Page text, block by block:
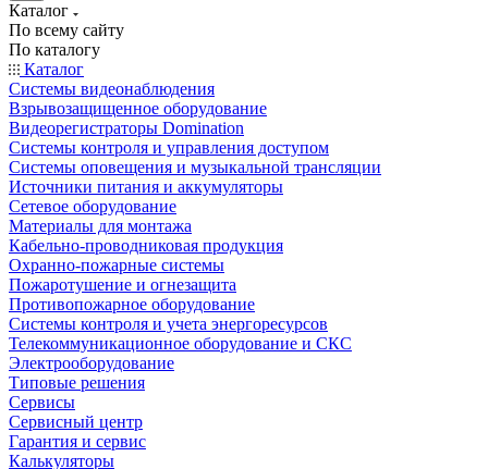
Каталог
По всему сайту
По каталогу
Каталог
Системы видеонаблюдения
Взрывозащищенное оборудование
Видеорегистраторы Domination
Системы контроля и управления доступом
Системы оповещения и музыкальной трансляции
Источники питания и аккумуляторы
Сетевое оборудование
Материалы для монтажа
Кабельно-проводниковая продукция
Охранно-пожарные системы
Пожаротушение и огнезащита
Противопожарное оборудование
Системы контроля и учета энергоресурсов
Телекоммуникационное оборудование и СКС
Электрооборудование
Типовые решения
Сервисы
Сервисный центр
Гарантия и сервис
Калькуляторы